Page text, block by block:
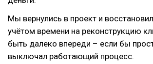
Мы вернулись в проект и
учётом времени на реконструкцию
быть далеко впереди – если бы
выключал работающий процесс.